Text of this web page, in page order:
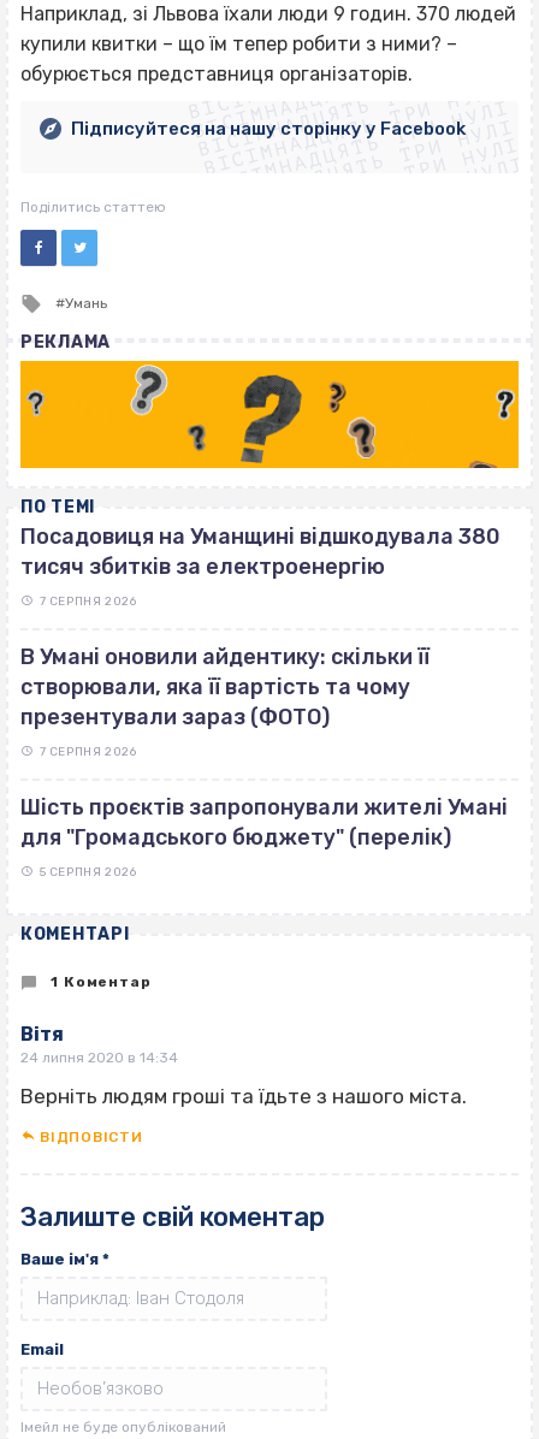
Наприклад, зі Львова їхали люди 9 годин. 370 людей
купили квитки – що їм тепер робити з ними? –
обурюється представниця організаторів.
ВІСІМНАДЦЯТЬ ТРИ НУЛІ
ВІСІМНАДЦЯТЬ ТРИ НУЛІ
ВІСІМНАДЦЯТЬ ТРИ НУЛІ
ВІСІМНАДЦЯТЬ ТРИ НУЛІ
ВІСІМНАДЦЯТЬ ТРИ НУЛІ
ВІСІМНАДЦЯТЬ ТРИ НУЛІ
ВІСІМНАДЦЯТЬ ТРИ НУЛІ
ВІСІМНАДЦЯТЬ ТРИ НУЛІ
Підписуйтеся на нашу сторінку у Facebook
Поділитись статтею
Tagged
Умань
РЕКЛАМА
ПО ТЕМІ
Посадовиця на Уманщині відшкодувала 380
тисяч збитків за електроенергію
7 СЕРПНЯ 2026
В Умані оновили айдентику: скільки її
створювали, яка її вартість та чому
презентували зараз (ФОТО)
7 СЕРПНЯ 2026
Шість проєктів запропонували жителі Умані
для "Громадського бюджету" (перелік)
5 СЕРПНЯ 2026
КОМЕНТАРІ
1 Коментар
Вітя
24 липня 2020 в 14:34
Верніть людям гроші та їдьте з нашого міста.
ВІДПОВІCТИ
Залиште свій коментар
Ваше ім'я *
Email